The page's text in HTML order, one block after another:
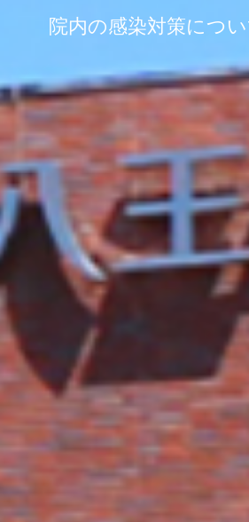
院内の感染対策につ